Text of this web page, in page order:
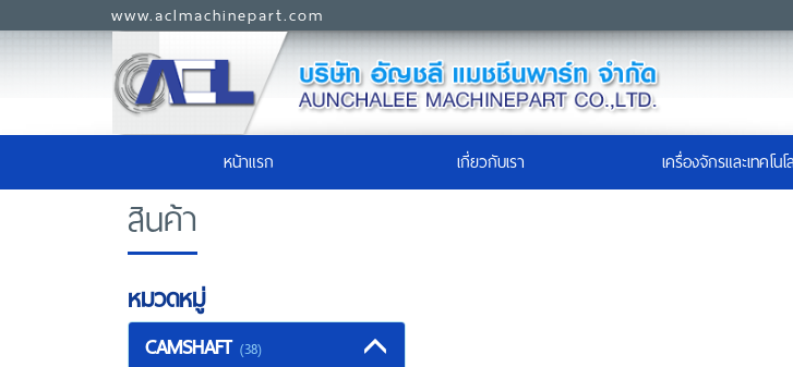
www.aclmachinepart.com
หน้าแรก เกี่ยวกับเรา เครื่องจักรและเทคโน
สินค้า
หมวดหมู่
CAMSHAFT (38)